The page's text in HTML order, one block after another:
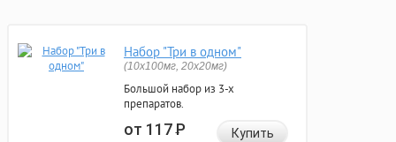
Набор "Три в одном"
(10x100мг, 20x20мг)
Большой набор из 3-х
препаратов.
от 117Р Купить